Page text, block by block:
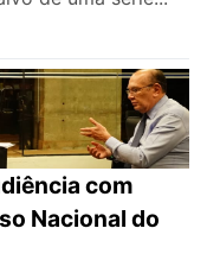
com
Nacional do